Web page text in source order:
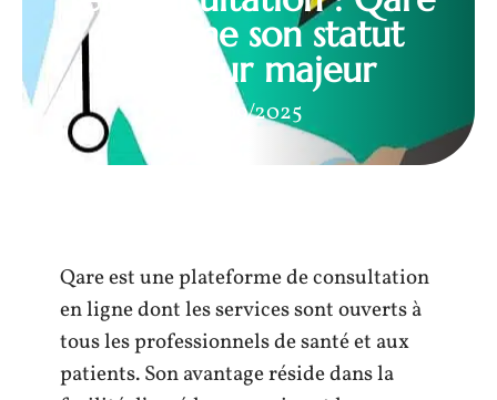
confirme son statut
d’acteur majeur
15/09/2025
Qare est une plateforme de consultation
en ligne dont les services sont ouverts à
tous les professionnels de santé et aux
patients. Son avantage réside dans la